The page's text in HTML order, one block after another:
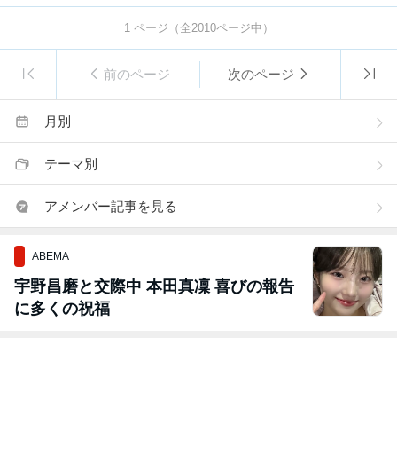
1ページ（全2010ページ中）
前のページ 次のページ
月別
テーマ別
アメンバー記事を見る
ABEMA
宇野昌磨と交際中 本田真凜 喜びの報告
に多くの祝福